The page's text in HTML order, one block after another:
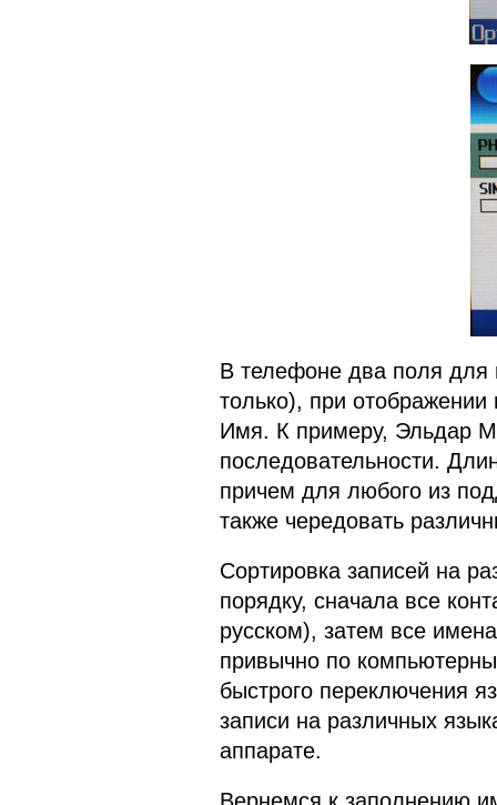
В телефоне два поля
только), при
Имя. К примеру, Эльдар
последовательности.
причем для любого из
также чередовать
Сортировка записей на
порядку, сначала все
русском), затем все
привычно по
быстрого переключения
записи на различных
аппарате.